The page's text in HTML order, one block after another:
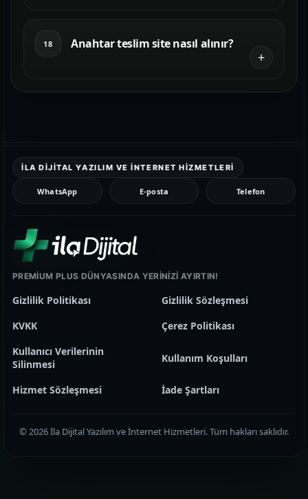
18 Anahtar teslim site nasıl alınır?
İLA DIJITAL YAZILIM VE İNTERNET HIZMETLERI
WhatsApp E-posta Telefon
PREMIUM PLUS DÜNYASINDA YERINIZI AYIRTIN!
Gizlilik Politikası
Gizlilik Sözleşmesi
KVKK
Çerez Politikası
Kullanıcı Verilerinin
Silinmesi
Kullanım Koşulları
Hizmet Sözleşmesi İade Şartları
© 2026 İla Dijital Yazılım ve İnternet Hizmetleri. Tüm hakları saklıdır.